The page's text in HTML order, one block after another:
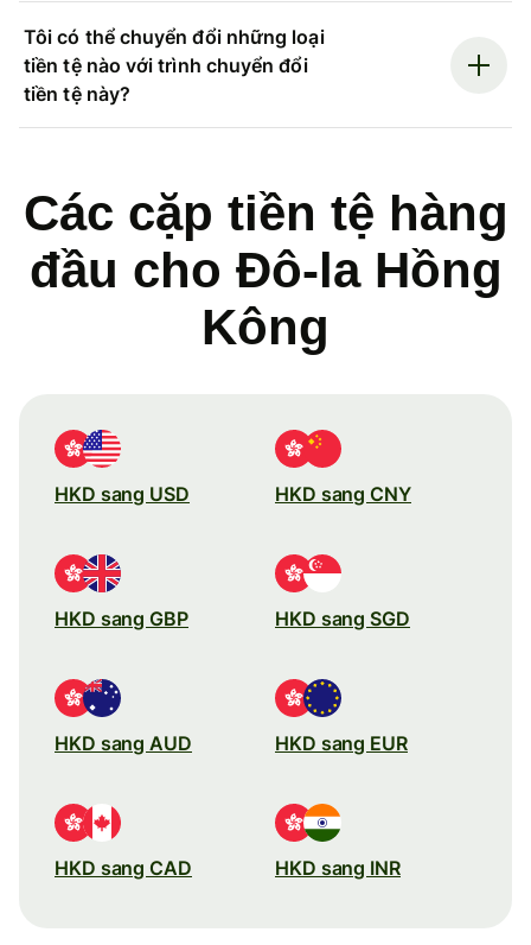
Tôi có thể chuyển đổi những loại
tiền tệ nào với trình chuyển đổi
tiền tệ này?
Các cặp tiền tệ hàng
đầu cho Đô-la Hồng
Kông
HKD sang USD HKD sang CNY
HKD sang GBP HKD sang SGD
HKD sang AUD HKD sang EUR
HKD sang CAD HKD sang INR